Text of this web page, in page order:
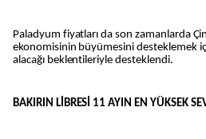
Paladyum fiyatları da son zamanlarda
ekonomisinin büyümesini desteklemek
alacağı beklentileriyle desteklendi.
BAKIRIN LİBRESİ 11 AYIN EN YÜKSEK